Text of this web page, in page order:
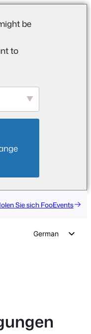
be
to
Sie sich FooEvents
German